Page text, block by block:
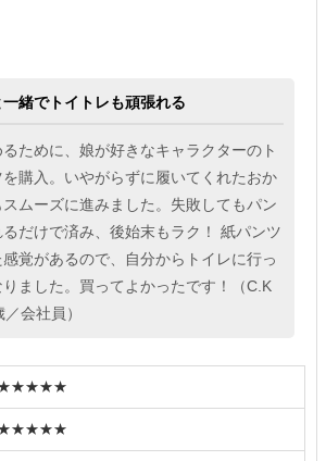
緒でトイトレも頑張れる
るために、娘が好きなキャラクターのト
購入。いやがらずに履いてくれたおか
ムーズに進みました。失敗してもパン
だけで済み、後始末もラク！ 紙パンツ
覚があるので、自分からトイレに行っ
ました。買ってよかったです！（C.K
会社員）